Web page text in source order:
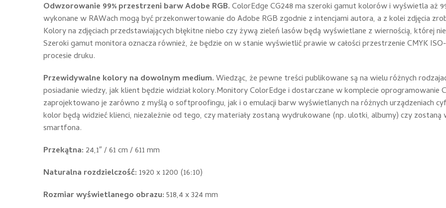
Odwzorowanie 99% przestrzeni barw Adobe RGB.ColorEdge CG248 ma szeroki gamut kolorów i wyświetla aż
wykonane w RAWach mogą być przekonwertowanie do Adobe RGB zgodnie z intencjami autora, a z kolei zdjęcia
Kolory na zdjęciach przedstawiających błękitne niebo czy żywą zieleń lasów będą wyświetlane z wiernością, której
Szeroki gamut monitora oznacza również, że będzie on w stanie wyświetlić prawie w całości przestrzenie CMYK
procesie druku.
Przewidywalne kolory na dowolnym medium.Wiedząc, że pewne treści publikowane są na wielu różnych
posiadanie wiedzy, jak klient będzie widział kolory.Monitory ColorEdge i dostarczane w komplecie
zaprojektowano je zarówno z myślą o softproofingu, jak i o emulacji barw wyświetlanych na różnych urządzeniach
kolor będą widzieć klienci, niezależnie od tego, czy materiały zostaną wydrukowane (np. ulotki, albumy) czy
smartfona.
Przekątna: 24,1″ / 61 cm / 611 mm
Naturalna rozdzielczość: 1920 x 1200 (16:10)
Rozmiar wyświetlanego obrazu:518,4 x 324 mm